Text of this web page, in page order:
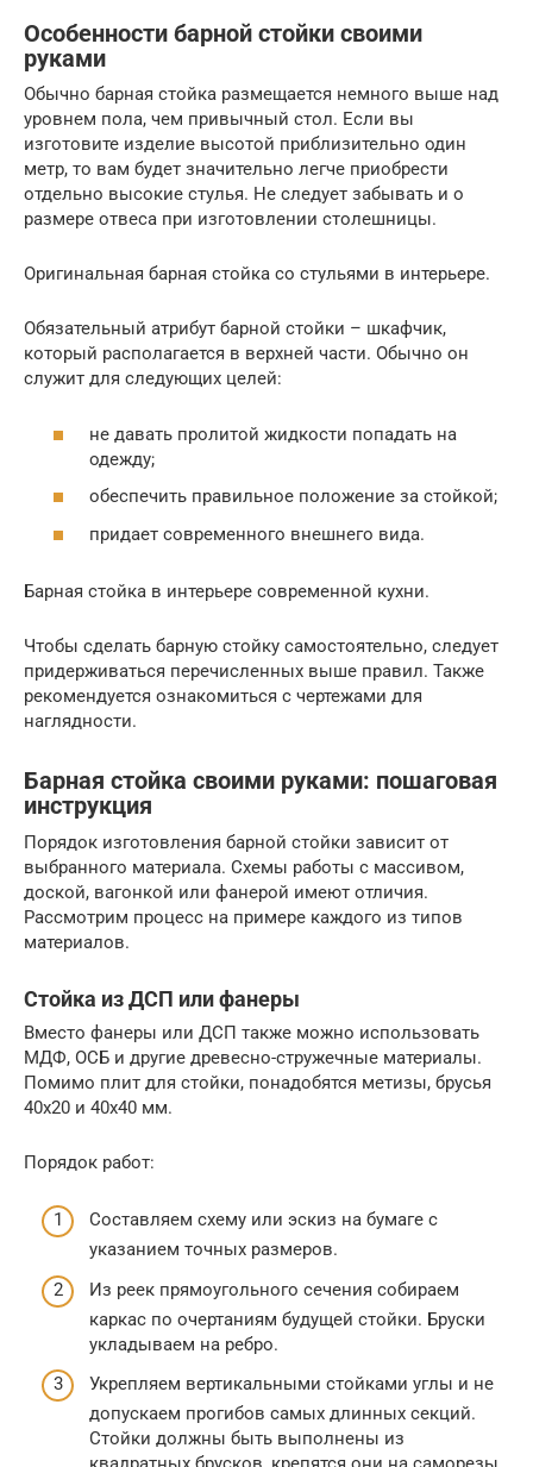
Особенности барной стойки своими
руками
Обычно барная стойка размещается немного выше над
уровнем пола, чем привычный стол. Если вы
изготовите изделие высотой приблизительно один
метр, то вам будет значительно легче приобрести
отдельно высокие стулья. Не следует забывать и о
размере отвеса при изготовлении столешницы.
Оригинальная барная стойка со стульями в интерьере.
Обязательный атрибут барной стойки – шкафчик,
который располагается в верхней части. Обычно он
служит для следующих целей:
не давать пролитой жидкости попадать на
одежду;
обеспечить правильное положение за стойкой;
придает современного внешнего вида.
Барная стойка в интерьере современной кухни.
Чтобы сделать барную стойку самостоятельно, следует
придерживаться перечисленных выше правил. Также
рекомендуется ознакомиться с чертежами для
наглядности.
Барная стойка своими руками: пошаговая
инструкция
Порядок изготовления барной стойки зависит от
выбранного материала. Схемы работы с массивом,
доской, вагонкой или фанерой имеют отличия.
Рассмотрим процесс на примере каждого из типов
материалов.
Стойка из ДСП или фанеры
Вместо фанеры или ДСП также можно использовать
МДФ, ОСБ и другие древесно-стружечные материалы.
Помимо плит для стойки, понадобятся метизы, брусья
40х20 и 40х40 мм.
Порядок работ:
Составляем схему или эскиз на бумаге с
указанием точных размеров.
Из реек прямоугольного сечения собираем
каркас по очертаниям будущей стойки. Бруски
укладываем на ребро.
Укрепляем вертикальными стойками углы и не
допускаем прогибов самых длинных секций.
Стойки должны быть выполнены из